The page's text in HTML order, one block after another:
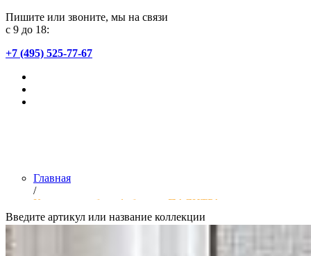
Пишите или звоните, мы на связи
с 9 до 18:
+7 (495) 525-77-67
Главная
/
Коллекции обоев фабрики «ПАЛИТРА»
Введите артикул или название коллекции